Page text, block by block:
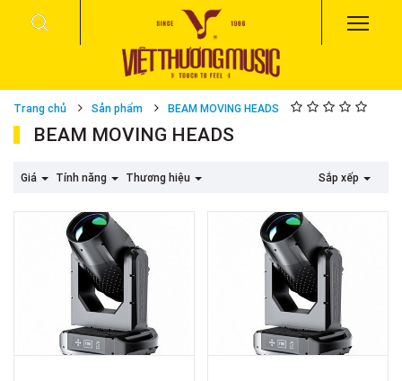
Trang chủ Sản phẩm BEAM MOVING HEADS
BEAM MOVING HEADS
Giá Tính năng Thương hiệu Sắp xếp